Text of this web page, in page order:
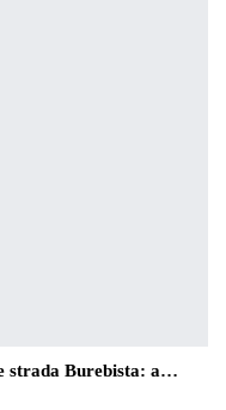
strada Burebista: a…